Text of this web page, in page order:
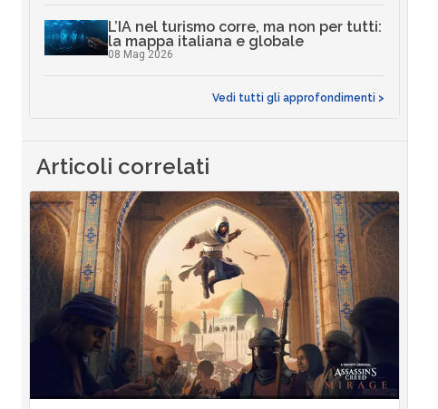
L’IA nel turismo corre, ma non per tutti:
la mappa italiana e globale
08 Mag 2026
Vedi tutti gli approfondimenti >
Articoli correlati